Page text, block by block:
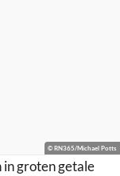
© RN365/Michael Potts
in groten getale